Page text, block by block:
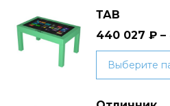
ТАВ
440 027 ₽ –
Выберите